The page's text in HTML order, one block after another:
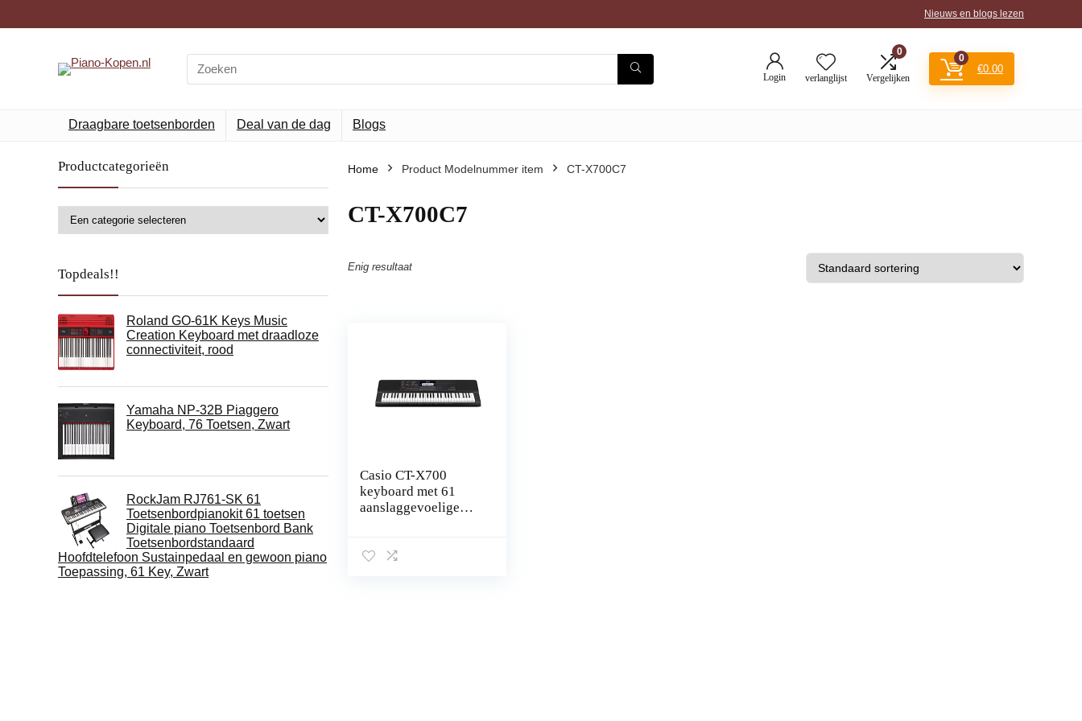
Nieuws en blogs lezen
Search
for:
Login verlanglijst
0
Vergelijken
0
€0.00
Draagbare toetsenborden Deal van de dag Blogs
Productcategorieën
Topdeals!!
Roland GO-61K Keys Music
Creation Keyboard met draadloze
connectiviteit, rood
Yamaha NP-32B Piaggero
Keyboard, 76 Toetsen, Zwart
RockJam RJ761-SK 61
Toetsenbordpianokit 61 toetsen
Digitale piano Toetsenbord Bank
Toetsenbordstandaard
Hoofdtelefoon Sustainpedaal en gewoon piano
Toepassing, 61 Key, Zwart
Home Product Modelnummer item ‎CT-X700C7
‎CT-X700C7
Enig resultaat
Casio CT-X700
keyboard met 61
aanslaggevoelige
t